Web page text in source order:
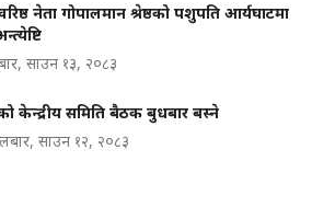
नेता गोपालमान श्रेष्ठको पशुपति आर्यघाटमा
साउन १३, २०८३
केन्द्रीय समिति बैठक बुधबार बस्ने
साउन १२, २०८३